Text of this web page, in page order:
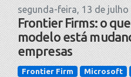
segunda-feira, 13 de julho
Frontier Firms: o
modelo está
empresas
Frontier Firm Microsoft